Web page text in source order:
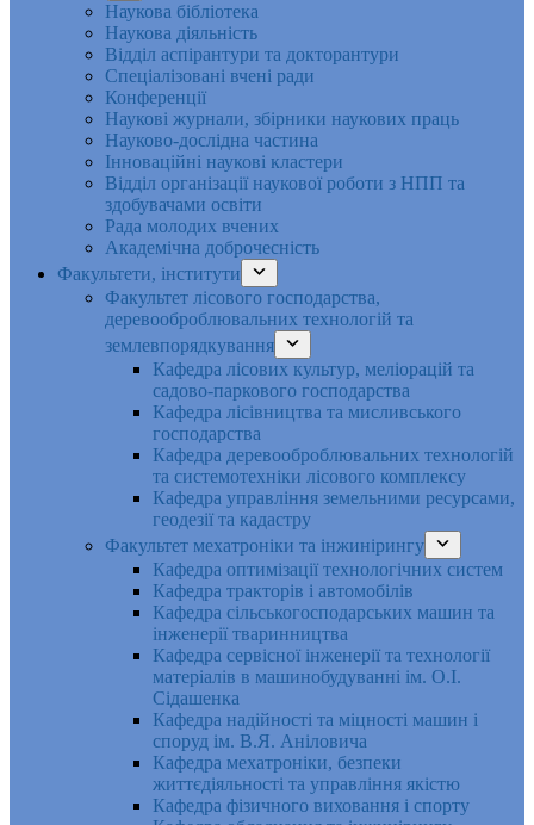
Наукова бібліотека
Наукова діяльність
Відділ аспірантури та докторантури
Спеціалізовані вчені ради
Конференції
Наукові журнали, збірники наукових праць
Науково-дослідна частина
Інноваційні наукові кластери
Відділ організації наукової роботи з НПП та
здобувачами освіти
Рада молодих вчених
Академічна доброчесність
Факультети, інститути
Факультет лісового господарства,
деревооброблювальних технологій та
землевпорядкування
Кафедра лісових культур, меліорацій та
садово-паркового господарства
Кафедра лісівництва та мисливського
господарства
Кафедра деревооброблювальних технологій
та системотехніки лісового комплексу
Кафедра управління земельними ресурсами,
геодезії та кадастру
Факультет мехатроніки та інжинірингу
Кафедра оптимізації технологічних систем
Кафедра тракторів і автомобілів
Кафедра сільськогосподарських машин та
інженерії тваринництва
Кафедра cервісної інженерії та технології
матеріалів в машинобудуванні ім. О.І.
Сідашенка
Кафедра надійності та міцності машин і
споруд ім. В.Я. Аніловича
Кафедра мехатроніки, безпеки
життєдіяльності та управління якістю
Кафедра фізичного виховання і спорту